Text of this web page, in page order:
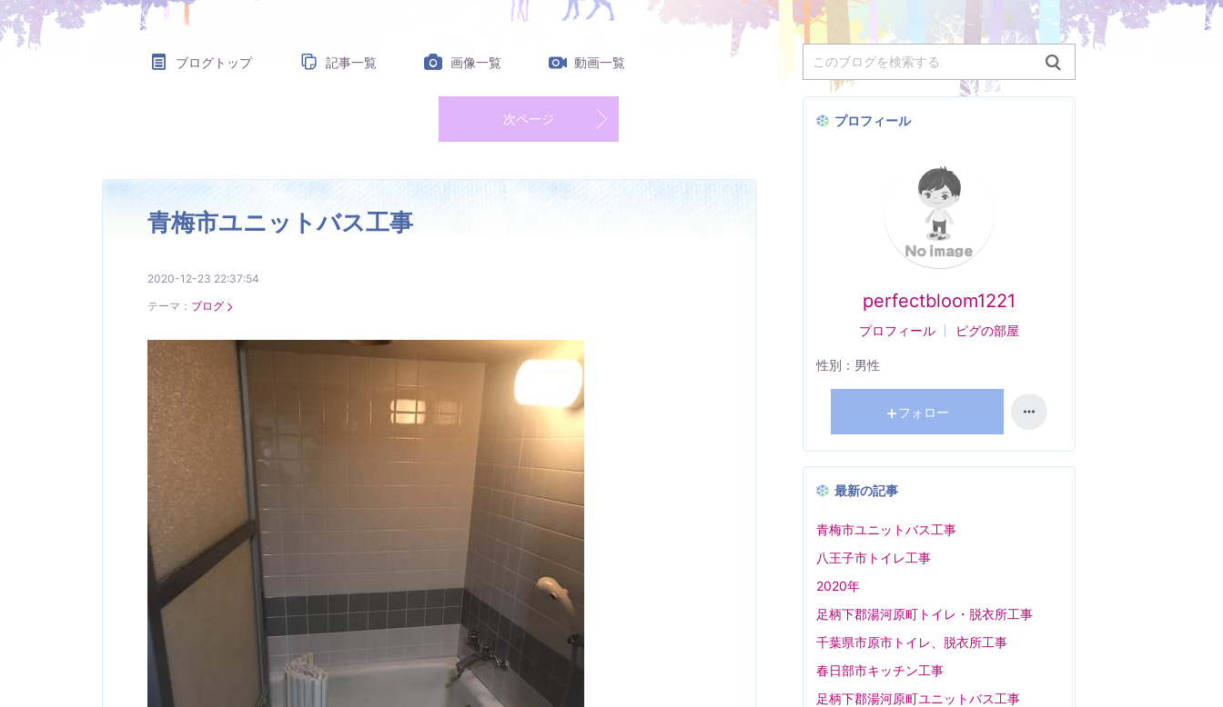
ブログトップ 記事一覧 画像一覧 動画一覧
次ページ
青梅市ユニットバス工事
2020-12-23 22:37:54
テーマ： ブログ
プロフィール
perfectbloom1221
プロフィール ピグの部屋
性別： 男性
フォロー
最新の記事
青梅市ユニットバス工事
八王子市トイレ工事
2020年
足柄下郡湯河原町トイレ・脱衣所工事
千葉県市原市トイレ、脱衣所工事
春日部市キッチン工事
足柄下郡湯河原町ユニットバス工事